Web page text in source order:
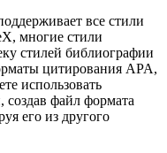
все стили
многие стили
стилей библиографии
цитирования APA,
использовать
создав файл формата
его из другого